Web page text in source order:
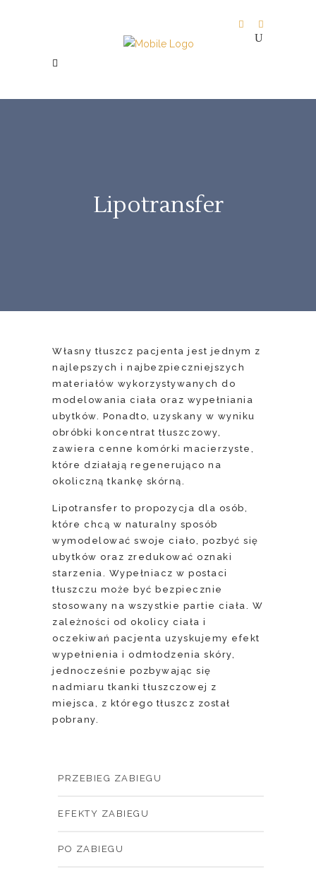
Lipotransfer
Własny tłuszcz pacjenta jest jednym z
najlepszych i najbezpieczniejszych
materiałów wykorzystywanych do
modelowania ciała oraz wypełniania
ubytków. Ponadto, uzyskany w wyniku
obróbki koncentrat tłuszczowy,
zawiera cenne komórki macierzyste,
które działają regenerująco na
okoliczną tkankę skórną.
Lipotransfer to propozycja dla osób,
które chcą w naturalny sposób
wymodelować swoje ciało, pozbyć się
ubytków oraz zredukować oznaki
starzenia. Wypełniacz w postaci
tłuszczu może być bezpiecznie
stosowany na wszystkie partie ciała. W
zależności od okolicy ciała i
oczekiwań pacjenta uzyskujemy efekt
wypełnienia i odmłodzenia skóry,
jednocześnie pozbywając się
nadmiaru tkanki tłuszczowej z
miejsca, z którego tłuszcz został
pobrany.
PRZEBIEG ZABIEGU
EFEKTY ZABIEGU
PO ZABIEGU